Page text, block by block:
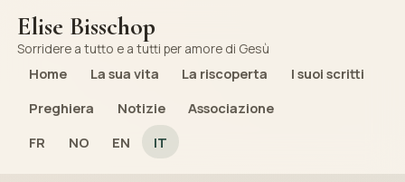
Elise Bisschop
Sorridere a tutto e a tutti per amore di Gesù
Home La sua vita La riscoperta
I suoi scritti
Preghiera
Notizie
Associazione
FR
NO EN IT